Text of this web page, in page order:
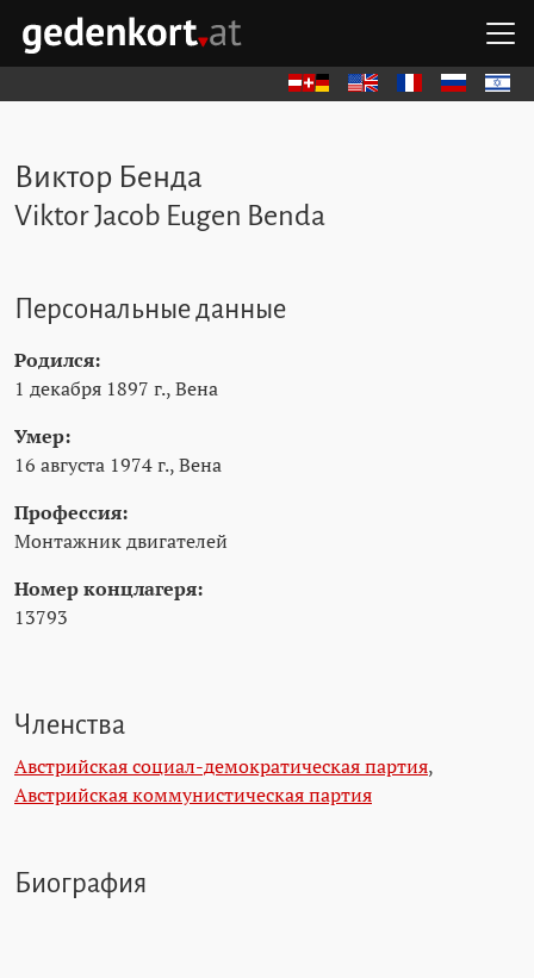
Перейти к содержимому
Перейти к навигации
Перейти к быстрым ссылкам
GEDENKORT - ГЛАВНАЯ
DeutschEnglish FrançaisРусский
עברית
Виктор Бенда
Viktor Jacob Eugen Benda
Персональные данные
Родился:
1 декабря 1897 г., Вена
Умер:
16 августа 1974 г., Вена
Профессия:
Монтажник двигателей
Номер концлагеря:
13793
Членства
Австрийская социал-демократическая партия,
Австрийская коммунистическая партия
Биография